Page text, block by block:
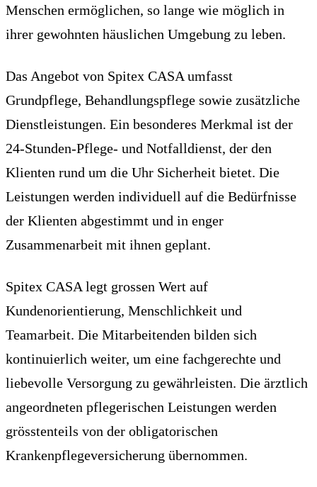
Menschen ermöglichen, so lange wie möglich in
ihrer gewohnten häuslichen Umgebung zu leben.
Das Angebot von Spitex CASA umfasst
Grundpflege, Behandlungspflege sowie zusätzliche
Dienstleistungen. Ein besonderes Merkmal ist der
24-Stunden-Pflege- und Notfalldienst, der den
Klienten rund um die Uhr Sicherheit bietet. Die
Leistungen werden individuell auf die Bedürfnisse
der Klienten abgestimmt und in enger
Zusammenarbeit mit ihnen geplant.
Spitex CASA legt grossen Wert auf
Kundenorientierung, Menschlichkeit und
Teamarbeit. Die Mitarbeitenden bilden sich
kontinuierlich weiter, um eine fachgerechte und
liebevolle Versorgung zu gewährleisten. Die ärztlich
angeordneten pflegerischen Leistungen werden
grösstenteils von der obligatorischen
Krankenpflegeversicherung übernommen.